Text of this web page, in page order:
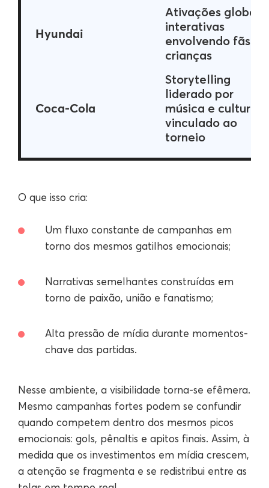
Hyundai
Ativações globais
interativas
envolvendo fãs e
crianças
Coca-Cola
Storytelling
liderado por
música e cultura
vinculado ao
torneio
O que isso cria:
Um fluxo constante de campanhas em
torno dos mesmos gatilhos emocionais;
Narrativas semelhantes construídas em
torno de paixão, união e fanatismo;
Alta pressão de mídia durante momentos-
chave das partidas.
Nesse ambiente, a visibilidade torna-se efêmera.
Mesmo campanhas fortes podem se confundir
quando competem dentro dos mesmos picos
emocionais: gols, pênaltis e apitos finais. Assim, à
medida que os investimentos em mídia crescem,
a atenção se fragmenta e se redistribui entre as